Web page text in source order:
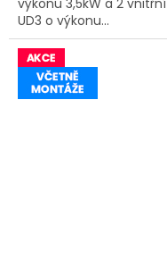
UD3 o výkonu...